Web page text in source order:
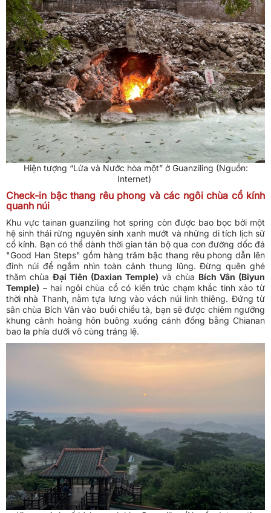
Hiện tượng “Lửa và Nước hòa một” ở Guanziling (Nguồn:
Internet)
Check-in bậc thang rêu phong và các ngôi chùa cổ kính
quanh núi
Khu vực tainan guanziling hot spring còn được bao bọc bởi một
hệ sinh thái rừng nguyên sinh xanh mướt và những di tích lịch sử
cổ kính. Bạn có thể dành thời gian tản bộ qua con đường dốc đá
"Good Han Steps" gồm hàng trăm bậc thang rêu phong dẫn lên
đỉnh núi để ngắm nhìn toàn cảnh thung lũng. Đừng quên ghé
thăm chùa Đại Tiên (Daxian Temple) và chùa Bích Vân (Biyun
Temple) – hai ngôi chùa cổ có kiến trúc chạm khắc tinh xảo từ
thời nhà Thanh, nằm tựa lưng vào vách núi linh thiêng. Đứng từ
sân chùa Bích Vân vào buổi chiều tà, bạn sẽ được chiêm ngưỡng
khung cảnh hoàng hôn buông xuống cánh đồng bằng Chianan
bao la phía dưới vô cùng tráng lệ.